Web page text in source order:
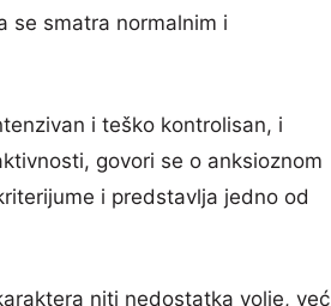
se smatra normalnim i
i teško kontrolisan, i
govori se o anksioznom
i predstavlja jedno od
niti nedostatka volje, već